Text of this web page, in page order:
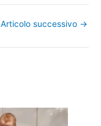
Articolo successivo →